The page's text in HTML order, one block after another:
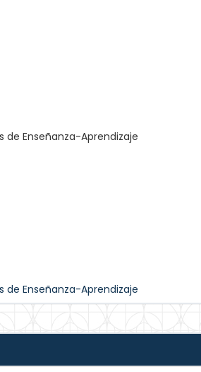
de Enseñanza-Aprendizaje
de Enseñanza-Aprendizaje